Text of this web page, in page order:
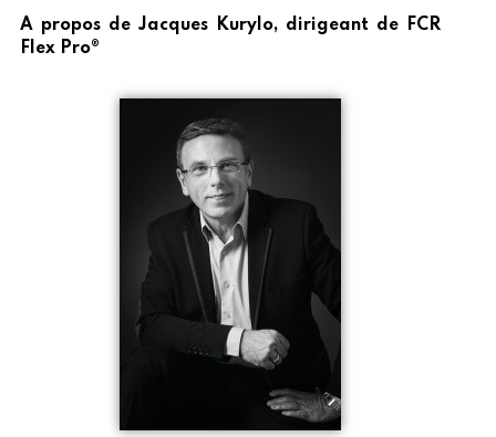
A propos de Jacques Kurylo, dirigeant de FCR
Flex Pro®